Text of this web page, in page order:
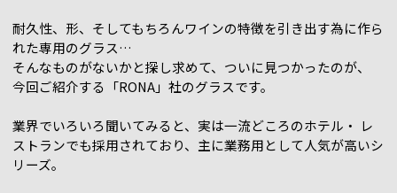
耐久性、形、そしてもちろんワインの特徴を引き出す為に作ら
れた専用のグラス…
そんなものがないかと探し求めて、ついに見つかったのが、
今回ご紹介する「RONA」社のグラスです。
業界でいろいろ聞いてみると、実は一流どころのホテル・ レ
ストランでも採用されており、主に業務用として人気が高いシ
リーズ。